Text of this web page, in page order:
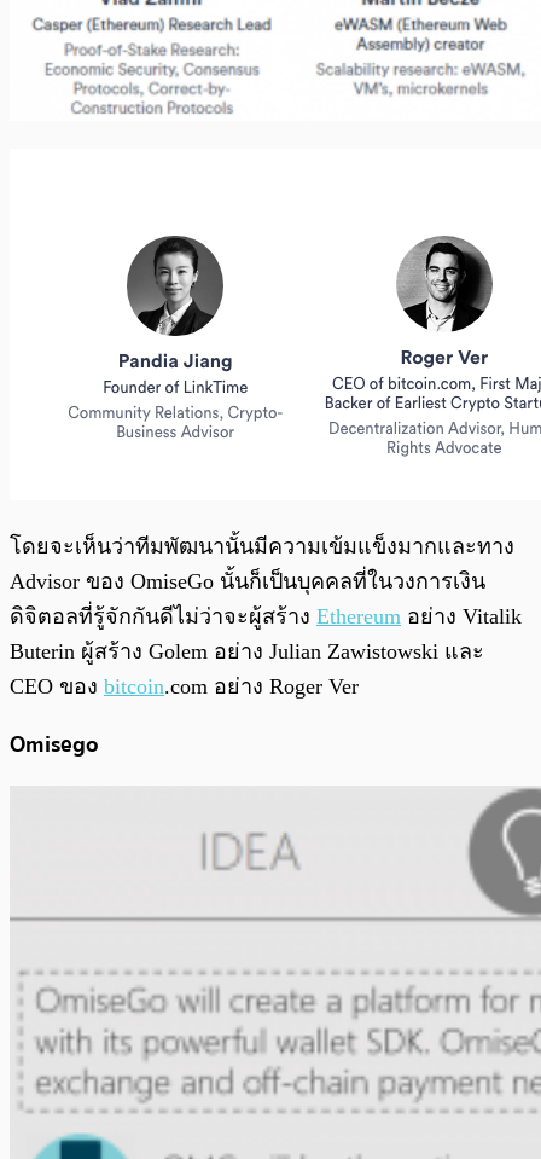
โดยจะเห็นว่าทีมพัฒนานั้นมีความเข้มแข็งมากและทาง
Advisor ของ OmiseGo นั้นก็เป็นบุคคลที่ในวงการเงิน
ดิจิตอลที่รู้จักกันดีไม่ว่าจะผู้สร้าง Ethereum อย่าง Vitalik
Buterin ผู้สร้าง Golem อย่าง Julian Zawistowski และ
CEO ของ bitcoin.com อย่าง Roger Ver
Omisego